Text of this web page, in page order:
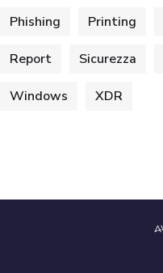
Phishing Printing
Report Sicurezza
Windows XDR